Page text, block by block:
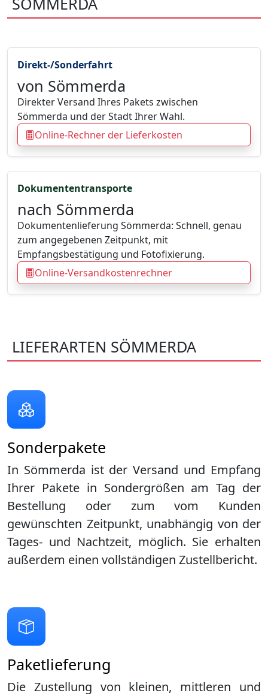
Direkt-/Sonderfahrt
von Sömmerda
Direkter Versand Ihres Pakets zwischen
Sömmerda und der Stadt Ihrer Wahl.
Online-Rechner der Lieferkosten
Dokumententransporte
nach Sömmerda
Dokumentenlieferung Sömmerda: Schnell, genau
zum angegebenen Zeitpunkt, mit
Empfangsbestätigung und Fotofixierung.
Online-Versandkostenrechner
LIEFERARTEN SÖMMERDA
Paketlieferung
Die Zustellung von kleinen, mittleren und
Sonderpakete
In Sömmerda ist der Versand und Empfang
Ihrer Pakete in Sondergrößen am Tag der
Bestellung oder zum vom Kunden
gewünschten Zeitpunkt, unabhängig von der
Tages- und Nachtzeit, möglich. Sie erhalten
außerdem einen vollständigen Zustellbericht.